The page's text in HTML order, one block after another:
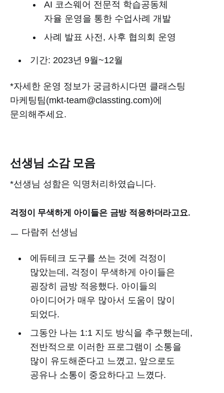
AI 코스웨어 전문적 학습공동체
자율 운영을 통한 수업사례 개발
사례 발표 사전, 사후 협의회 운영
기간: 2023년 9월~12월
*자세한 운영 정보가 궁금하시다면 클래스팅
마케팅팀(mkt-team@classting.com)에
문의해주세요.
선생님 소감 모음
*선생님 성함은 익명처리하였습니다.
걱정이 무색하게 아이들은 금방 적응하더라고요.
ㅡ 다람쥐 선생님
에듀테크 도구를 쓰는 것에 걱정이
많았는데, 걱정이 무색하게 아이들은
굉장히 금방 적응했다. 아이들의
아이디어가 매우 많아서 도움이 많이
되었다.
그동안 나는 1:1 지도 방식을 추구했는데,
전반적으로 이러한 프로그램이 소통을
많이 유도해준다고 느꼈고, 앞으로도
공유나 소통이 중요하다고 느꼈다.